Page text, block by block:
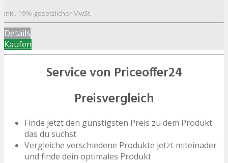
inkl. 19% gesetzlicher MwSt.
Details
Kaufen
Service von Priceoffer24
Preisvergleich
Finde jetzt den günstigsten Preis zu dem Produkt
das du suchst
Vergleiche verschiedene Produkte jetzt miteinader
und finde dein optimales Produkt